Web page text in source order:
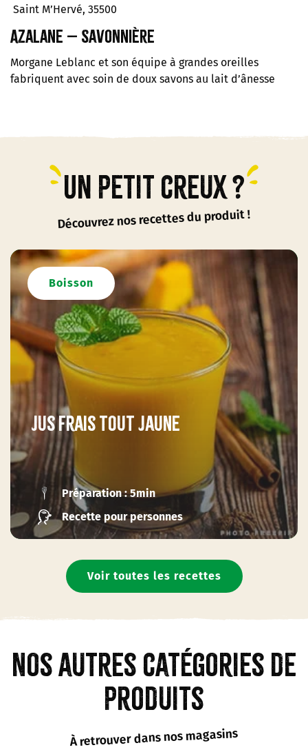
Saint M’Hervé, 35500
Azalane – Savonnière
Morgane Leblanc et son équipe à grandes oreilles
fabriquent avec soin de doux savons au lait d’ânesse
Un petit creux ?
Découvrez nos recettes du produit !
Jus frais tout jaune
Boisson
Préparation : 5min
Recette pour personnes
Voir toutes les recettes
Nos autres catégories de
produits
À retrouver dans nos magasins